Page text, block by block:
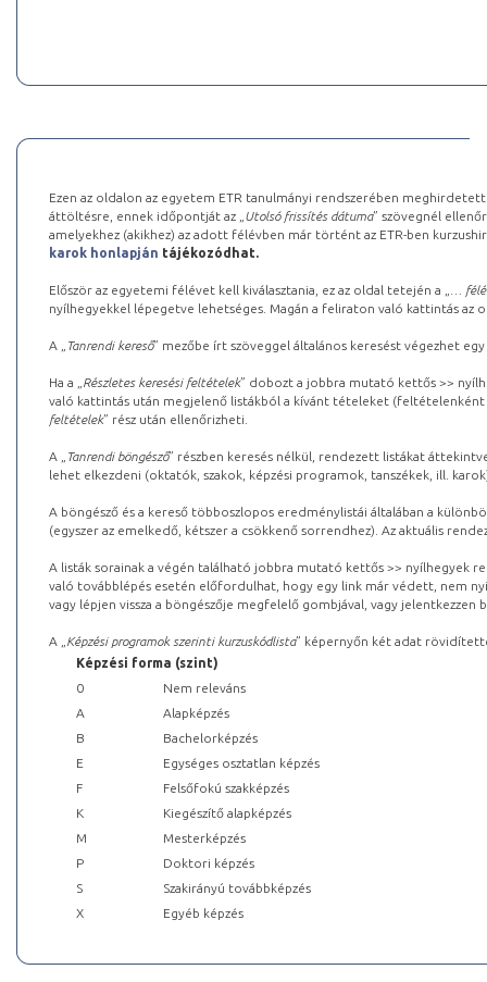
Ezen az oldalon az egyetem ETR tanulmányi rendszerében
áttöltésre, ennek időpontját az „ Utolsó frissítés dátuma” szövegnél
amelyekhez (akikhez) az adott félévben már történt az ETR-ben
karok honlapján tájékozódhat.
Először az egyetemi félévet kell kiválasztania, ez az oldal tetején a „
…
nyílhegyekkel lépegetve lehetséges. Magán a feliraton való kattintás az
A „ Tanrendi kereső” mezőbe írt szöveggel általános keresést végezhet
Ha a „ Részletes keresési feltételek” dobozt a jobbra mutató kettős >>
való kattintás után megjelenő listákból a kívánt tételeket (feltételenként
feltételek” rész után ellenőrizheti.
A „ Tanrendi böngésző” részben keresés nélkül, rendezett listákat
lehet elkezdeni (oktatók, szakok, képzési programok, tanszékek, ill.
A böngésző és a kereső többoszlopos eredménylistái általában a
(egyszer az emelkedő, kétszer a csökkenő sorrendhez). Az aktuális
A listák sorainak a végén található jobbra mutató kettős >> nyílhegyek
való továbblépés esetén előfordulhat, hogy egy link már védett, nem
vagy lépjen vissza a böngészője megfelelő gombjával, vagy
A „ Képzési programok szerinti kurzuskódlista” képernyőn két adat
Képzési forma (szint)
0
Nem releváns
A
Alapképzés
B
Bachelorképzés
E
Egységes osztatlan képzés
F
Felsőfokú szakképzés
K
Kiegészítő alapképzés
M
Mesterképzés
P
Doktori képzés
S
Szakirányú továbbképzés
X
Egyéb képzés